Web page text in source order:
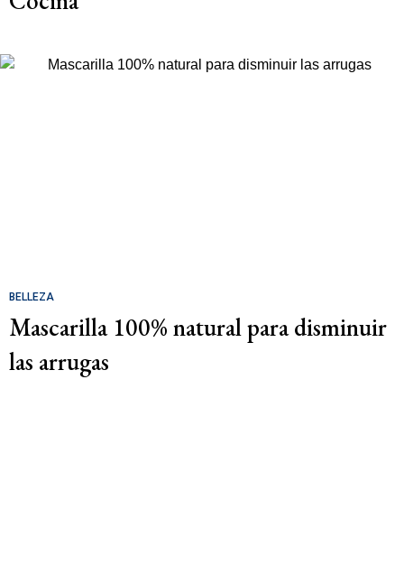
BELLEZA
Mascarilla 100% natural para disminuir
las arrugas